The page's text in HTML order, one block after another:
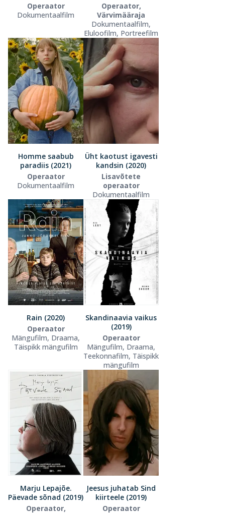
Operaator
Dokumentaalfilm
Operaator,
Värvimääraja
Dokumentaalfilm,
Eluloofilm, Portreefilm
Homme saabub
paradiis (2021)
Operaator
Dokumentaalfilm
Üht kaotust igavesti
kandsin (2020)
Lisavõtete
operaator
Dokumentaalfilm
Rain (2020)
Operaator
Mängufilm, Draama,
Täispikk mängufilm
Skandinaavia vaikus
(2019)
Operaator
Mängufilm, Draama,
Teekonnafilm, Täispikk
mängufilm
Marju Lepajõe.
Päevade sõnad (2019)
Operaator,
Jeesus juhatab Sind
kiirteele (2019)
Operaator